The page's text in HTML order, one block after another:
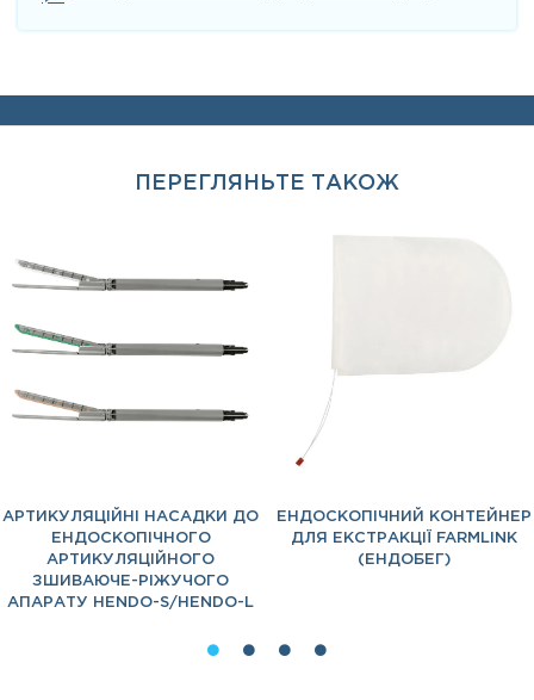
ПЕРЕГЛЯНЬТЕ ТАКОЖ
АРТИКУЛЯЦІЙНІ НАСАДКИ ДО
ЕНДОСКОПІЧНОГО
АРТИКУЛЯЦІЙНОГО
ЗШИВАЮЧЕ-РІЖУЧОГО
АПАРАТУ HENDO-S/HENDO-L
ЕНДОСКОПІЧНИЙ КОНТЕЙНЕР
ДЛЯ ЕКСТРАКЦІЇ FARMLINK
(ЕНДОБЕГ)